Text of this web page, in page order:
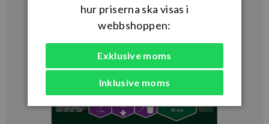
hur priserna ska visas i
webbshoppen:
Exklusive moms
Inklusive moms